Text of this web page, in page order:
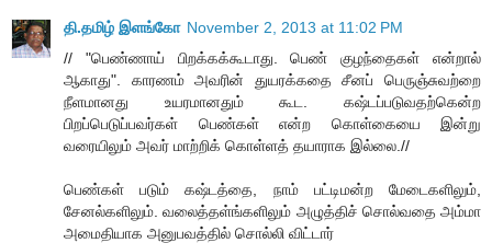
தி.தமிழ் இளங்கோ November 2, 2013 at 11:02 PM
// "பெண்ணாய் பிறக்கக்கூடாது. பெண் குழந்தைகள் என்றால்
ஆகாது". காரணம் அவரின் துயரக்கதை சீனப் பெருஞ்சுவற்றை
நீளமானது உயரமானதும் கூட. கஷ்டப்படுவதற்கென்ற
பிறப்பெடுப்பவர்கள் பெண்கள் என்ற கொள்கையை இன்று
வரையிலும் அவர் மாற்றிக் கொள்ளத் தயாராக இல்லை.//
பெண்கள் படும் கஷ்டத்தை, நாம் பட்டிமன்ற மேடைகளிலும்,
சேனல்களிலும். வலைத்தள்ங்களிலும் அழுத்திச் சொல்வதை அம்மா
அமைதியாக அனுபவத்தில் சொல்லி விட்டார்